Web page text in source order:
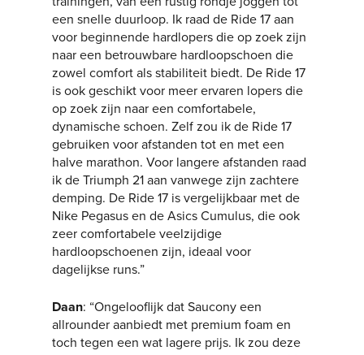
een snelle duurloop. Ik raad de Ride 17 aan
voor beginnende hardlopers die op zoek zijn
naar een betrouwbare hardloopschoen die
zowel comfort als stabiliteit biedt. De Ride 17
is ook geschikt voor meer ervaren lopers die
op zoek zijn naar een comfortabele,
dynamische schoen. Zelf zou ik de Ride 17
gebruiken voor afstanden tot en met een
halve marathon. Voor langere afstanden raad
ik de Triumph 21 aan vanwege zijn zachtere
demping. De Ride 17 is vergelijkbaar met de
Nike Pegasus en de Asics Cumulus, die ook
zeer comfortabele veelzijdige
hardloopschoenen zijn, ideaal voor
dagelijkse runs.”
Daan: “Ongelooflijk dat Saucony een
allrounder aanbiedt met premium foam en
toch tegen een wat lagere prijs. Ik zou deze